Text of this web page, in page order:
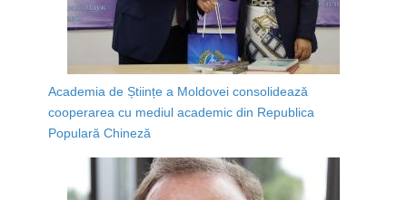
Academia de Științe a Moldovei consolidează
cooperarea cu mediul academic din Republica
Populară Chineză